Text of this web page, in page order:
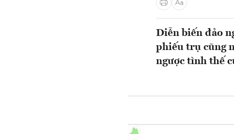
Diễn biến đảo
phiếu trụ cũng
ngược tình thế